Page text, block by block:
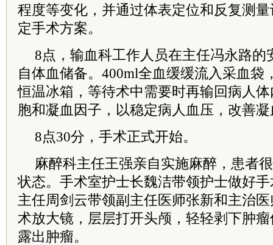
程度等变化，并通过体表定位和反复测
定手术方案。
8点，输血科工作人员在主任冯永路的
自体血储备。400ml全血缓缓流入采血袋
恒温冰箱，等待术中需要时再输回病人
胞和凝血因子，以稳定病人血压，改善
8点30分，手术正式开始。
麻醉科主任王强亲自实施麻醉，患者
状态。手术室护士长魏洁带领护士做好
主任周剑云带领副主任医师张新和主治
术放大镜，层层打开头颅，轻轻剥下肿
露出肿瘤。